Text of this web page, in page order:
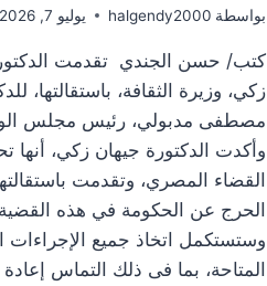
بواسطة halgendy2000 يوليو 7, 2026
كتب/ حسن الجندي تقدمت
زكي، وزيرة الثقافة، باستقالتها،
مصطفى مدبولي، رئيس مجلس
وأكدت الدكتورة جيهان زكي، أنها
القضاء المصري، وتقدمت
الحرج عن الحكومة في هذه
وستستكمل اتخاذ جميع الإجراءات
المتاحة، بما فى ذلك التماس